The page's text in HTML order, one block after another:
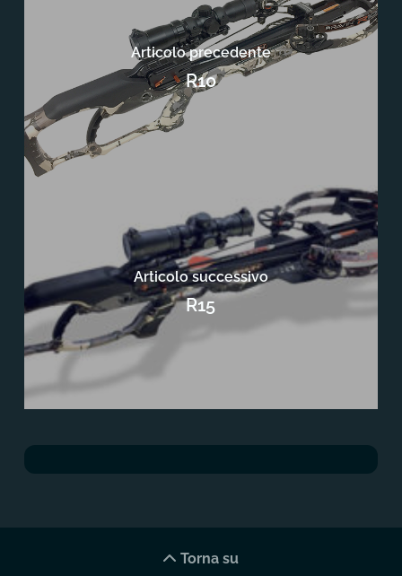
Articolo precedente
R10
Articolo successivo
R15
Torna su